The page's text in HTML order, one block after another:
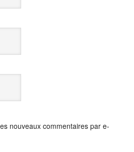
nouveaux commentaires par e-